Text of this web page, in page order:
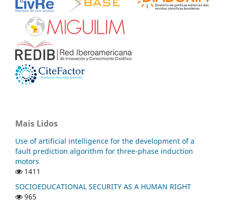
Mais Lidos
Use of artificial intelligence for the development of a
fault prediction algorithm for three-phase induction
motors
1411
SOCIOEDUCATIONAL SECURITY AS A HUMAN RIGHT
965